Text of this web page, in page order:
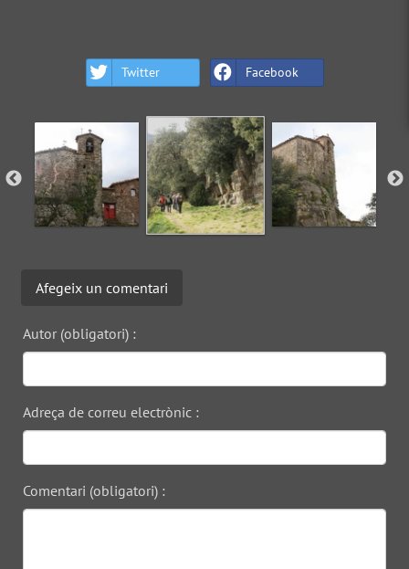
Twitter Facebook
Afegeix un comentari
Autor (obligatori) :
Adreça de correu electrònic :
Comentari (obligatori) :